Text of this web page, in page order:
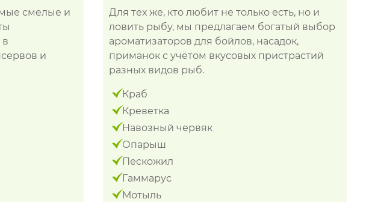
смелые и
в
и
Для тех же, кто любит не только есть, но и
ловить рыбу, мы предлагаем богатый выбор
ароматизаторов для бойлов, насадок,
приманок с учётом вкусовых пристрастий
разных видов рыб.
Краб
Креветка
Навозный червяк
Опарыш
Пескожил
Гаммарус
Мотыль